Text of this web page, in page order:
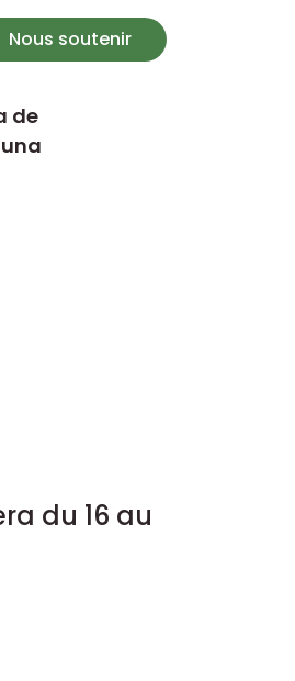
Nous soutenir
de
du 16 au